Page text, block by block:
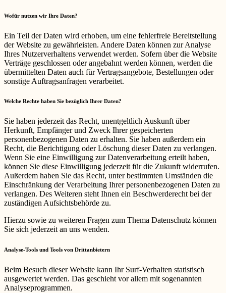
Wofür nutzen wir Ihre Daten?
Ein Teil der Daten wird erhoben, um eine fehlerfreie Bereitstellung
der Website zu gewährleisten. Andere Daten können zur Analyse
Ihres Nutzerverhaltens verwendet werden. Sofern über die Website
Verträge geschlossen oder angebahnt werden können, werden die
übermittelten Daten auch für Vertragsangebote, Bestellungen oder
sonstige Auftragsanfragen verarbeitet.
Welche Rechte haben Sie bezüglich Ihrer Daten?
Sie haben jederzeit das Recht, unentgeltlich Auskunft über
Herkunft, Empfänger und Zweck Ihrer gespeicherten
personenbezogenen Daten zu erhalten. Sie haben außerdem ein
Recht, die Berichtigung oder Löschung dieser Daten zu verlangen.
Wenn Sie eine Einwilligung zur Datenverarbeitung erteilt haben,
können Sie diese Einwilligung jederzeit für die Zukunft widerrufen.
Außerdem haben Sie das Recht, unter bestimmten Umständen die
Einschränkung der Verarbeitung Ihrer personenbezogenen Daten zu
verlangen. Des Weiteren steht Ihnen ein Beschwerderecht bei der
zuständigen Aufsichtsbehörde zu.
Hierzu sowie zu weiteren Fragen zum Thema Datenschutz können
Sie sich jederzeit an uns wenden.
Analyse-Tools und Tools von Dritt­anbietern
Beim Besuch dieser Website kann Ihr Surf-Verhalten statistisch
ausgewertet werden. Das geschieht vor allem mit sogenannten
Analyseprogrammen.